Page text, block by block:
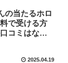
の当たるホロ
で受ける方
コミはな
2025.04.19